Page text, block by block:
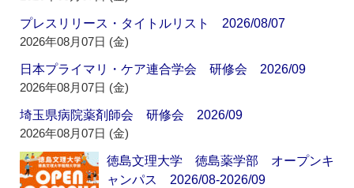
プレスリリース・タイトルリスト 2026/08/07
2026年08月07日 (金)
日本プライマリ・ケア連合学会 研修会 2026/09
2026年08月07日 (金)
埼玉県病院薬剤師会 研修会 2026/09
2026年08月07日 (金)
徳島文理大学 徳島薬学部 オープンキ
ャンパス 2026/08-2026/09